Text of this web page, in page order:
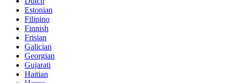
Estonian
Filipino
Finnish
Frisian
Galician
Georgian
Gujarati
Haitian